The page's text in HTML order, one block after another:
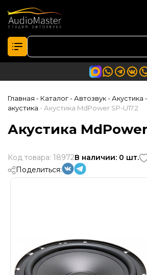
Главная - Каталог- Автозвук- Акустика
акустика - Акустика MdPower SP-U17.2
Акустика MdPower
Код товара: 18972В наличии: 0 шт.
Поделиться: